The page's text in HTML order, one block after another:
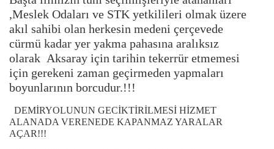
,Meslek Odaları ve STK yetkilileri olmak üzere
akıl sahibi olan herkesin medeni çerçevede
cürmü kadar yer yakma pahasına aralıksız
olarak Aksaray için tarihin tekerrür etmemesi
için gerekeni zaman geçirmeden yapmaları
boyunlarının borcudur.!!!
DEMİRYOLUNUN GECİKTİRİLMESİ HİZMET
ALANADA VERENEDE KAPANMAZ YARALAR
AÇAR!!!